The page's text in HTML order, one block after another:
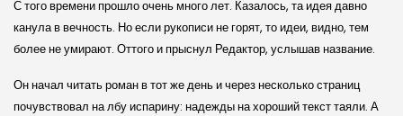
С того времени прошло очень много лет. Казалось, та идея давно
канула в вечность. Но если рукописи не горят, то идеи, видно, тем
более не умирают. Оттого и прыснул Редактор, услышав название.
Он начал читать роман в тот же день и через несколько страниц
почувствовал на лбу испарину: надежды на хороший текст таяли. А